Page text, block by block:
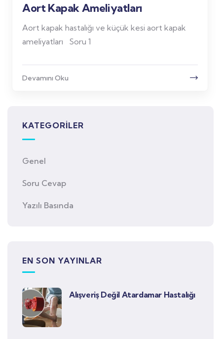
Aort Kapak Ameliyatları
Aort kapak hastalığı ve küçük kesi aort kapak
ameliyatları Soru 1
Devamını Oku
KATEGORİLER
Genel
Soru Cevap
Yazılı Basında
EN SON YAYINLAR
Alışveriş Değil Atardamar Hastalığı